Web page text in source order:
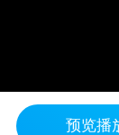
预览播